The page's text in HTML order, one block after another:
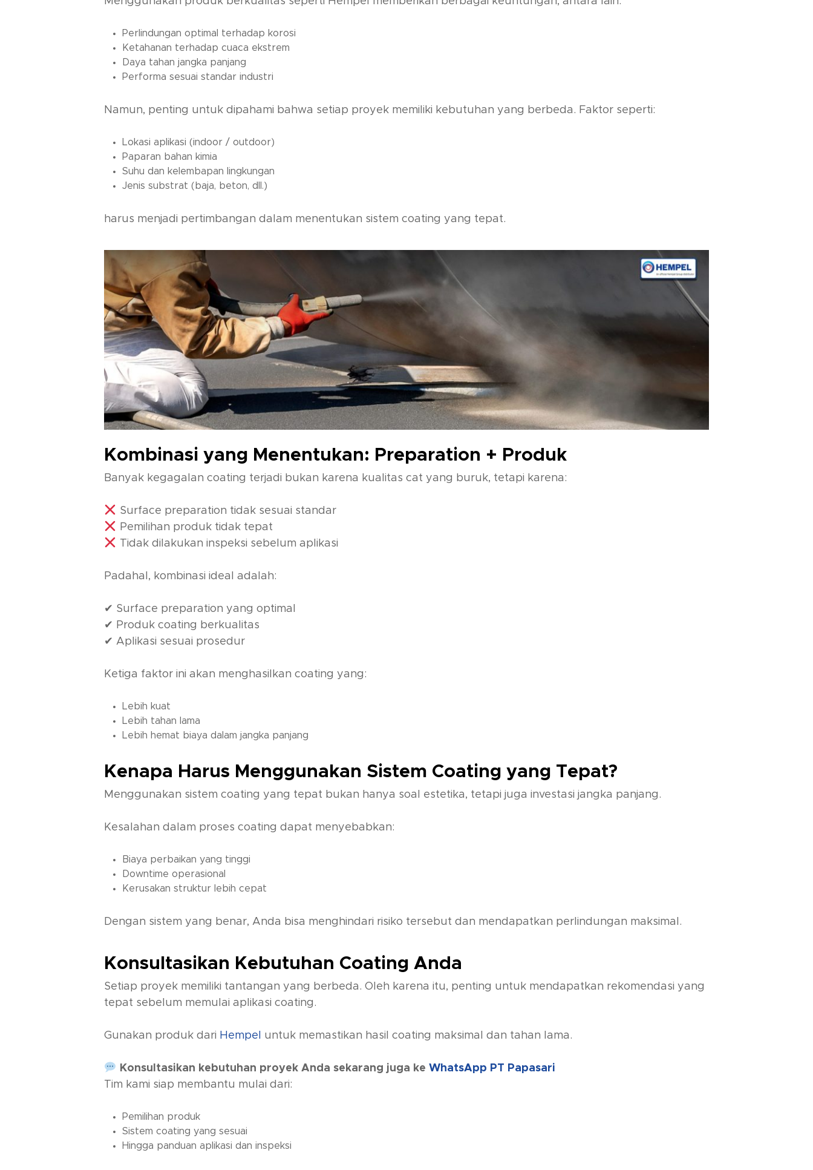
Perlindungan optimal terhadap korosi
Ketahanan terhadap cuaca ekstrem
Daya tahan jangka panjang
Performa sesuai standar industri
Namun, penting untuk dipahami bahwa setiap proyek memiliki kebutuhan yang berbeda. Faktor seperti:
Lokasi aplikasi (indoor / outdoor)
Paparan bahan kimia
Suhu dan kelembapan lingkungan
Jenis substrat (baja, beton, dll.)
harus menjadi pertimbangan dalam menentukan sistem coating yang tepat.
Kombinasi yang Menentukan: Preparation + Produk
Banyak kegagalan coating terjadi bukan karena kualitas cat yang buruk, tetapi karena:
Surface preparation tidak sesuai standar
Pemilihan produk tidak tepat
Tidak dilakukan inspeksi sebelum aplikasi
Padahal, kombinasi ideal adalah:
✔ Surface preparation yang optimal
✔ Produk coating berkualitas
✔ Aplikasi sesuai prosedur
Ketiga faktor ini akan menghasilkan coating yang:
Lebih kuat
Lebih tahan lama
Lebih hemat biaya dalam jangka panjang
Kenapa Harus Menggunakan Sistem Coating yang Tepat?
Menggunakan sistem coating yang tepat bukan hanya soal estetika, tetapi juga investasi jangka panjang.
Kesalahan dalam proses coating dapat menyebabkan:
Biaya perbaikan yang tinggi
Downtime operasional
Kerusakan struktur lebih cepat
Dengan sistem yang benar, Anda bisa menghindari risiko tersebut dan mendapatkan perlindungan maksimal.
Konsultasikan Kebutuhan Coating Anda
Setiap proyek memiliki tantangan yang berbeda. Oleh karena itu, penting untuk mendapatkan rekomendasi yang
tepat sebelum memulai aplikasi coating.
Gunakan produk dari Hempel untuk memastikan hasil coating maksimal dan tahan lama.
Konsultasikan kebutuhan proyek Anda sekarang juga ke WhatsApp PT Papasari
Tim kami siap membantu mulai dari:
Pemilihan produk
Sistem coating yang sesuai
Hingga panduan aplikasi dan inspeksi